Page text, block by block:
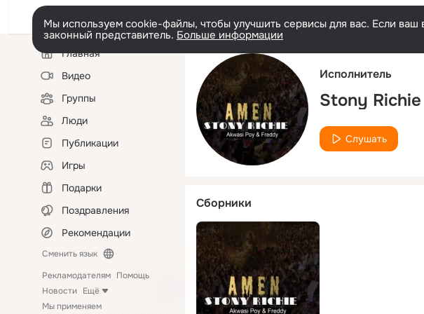
Мы используем cookie-файлы, чтобы улучшить сервисы для вас. Если
законный представитель. Больше информации
Левая
колонкаГлавная
Видео
Группы
Люди
Публикации
Игры
Подарки
Поздравления
Рекомендации
Сменить язык
Рекламодателям Помощь
Новости Ещё
Мы применяем
Исполнитель
Stony Richie
Слушать
Сборники